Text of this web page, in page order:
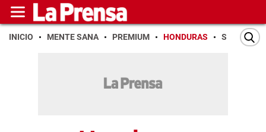
INICIO MENTE SANA PREMIUM HONDURAS SAN PEDRO